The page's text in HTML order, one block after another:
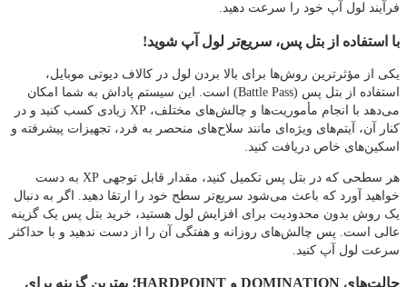
فرآیند لول‌ آپ خود را سرعت دهید.
با استفاده از بتل پس، سریع‌تر لول آپ شوید!
یکی از مؤثرترین روش‌ها برای بالا بردن لول در کالاف دیوتی موبایل،
استفاده از بتل پس (Battle Pass) است. این سیستم پاداش به شما امکان
می‌دهد با انجام مأموریت‌ها و چالش‌های مختلف، XP زیادی کسب کنید و در
کنار آن، آیتم‌های ویژه‌ای مانند سلاح‌های منحصر به‌ فرد، تجهیزات پیشرفته و
اسکین‌های خاص دریافت کنید.
هر سطحی که در بتل پس تکمیل کنید، مقدار قابل توجهی XP به دست
خواهید آورد که باعث می‌شود سریع‌تر سطح خود را ارتقا دهید. اگر به دنبال
یک روش بدون محدودیت برای افزایش لول هستید، خرید بتل پس یک گزینه
عالی است. پس چالش‌های روزانه و هفتگی آن را از دست ندهید و با حداکثر
سرعت لول‌ آپ کنید.
حالت‌های DOMINATION و HARDPOINT؛ بهترین گزینه برای